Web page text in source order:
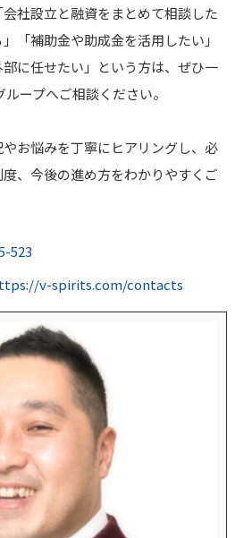
会社設立と融資をまとめて相談した
「補助金や助成金を活用したい」
部に任せたい」という方は、ぜひ一
ープへご相談ください。
お悩みを丁寧にヒアリングし、必
、今後の進め方をわかりやすくご
523
v-spirits.com/contacts